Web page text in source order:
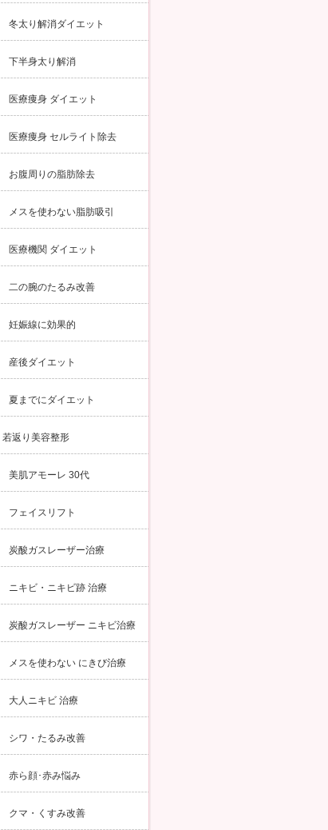
冬太り解消ダイエット
下半身太り解消
医療痩身 ダイエット
医療痩身 セルライト除去
お腹周りの脂肪除去
メスを使わない脂肪吸引
医療機関 ダイエット
二の腕のたるみ改善
妊娠線に効果的
産後ダイエット
夏までにダイエット
若返り美容整形
美肌アモーレ 30代
フェイスリフト
炭酸ガスレーザー治療
ニキビ・ニキビ跡 治療
炭酸ガスレーザー ニキビ治療
メスを使わない にきび治療
大人ニキビ 治療
シワ・たるみ改善
赤ら顔･赤み悩み
クマ・くすみ改善